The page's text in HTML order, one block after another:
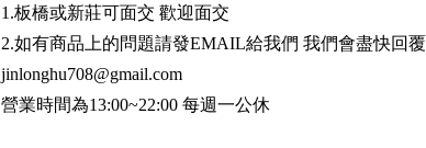
1.板橋或新莊可面交 歡迎面交
2.如有商品上的問題請發EMAIL給我們 我們會盡快回覆
jinlonghu708@gmail.com
營業時間為13:00~22:00 每週一公休